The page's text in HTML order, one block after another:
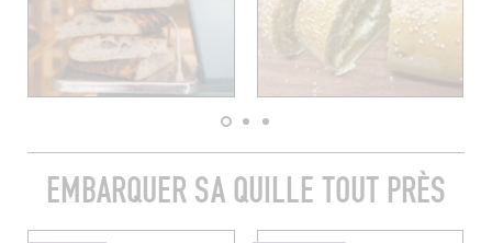
EMBARQUER SA QUILLE TOUT PRÈS